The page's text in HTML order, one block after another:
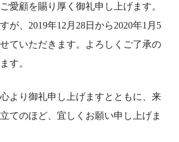
愛顧を賜り厚く御礼申し上げます。
が、2019年12月28日から2020年1月5
ていただきます。よろしくご了承の
す。
より御礼申し上げますとともに、来
てのほど、宜しくお願い申し上げま